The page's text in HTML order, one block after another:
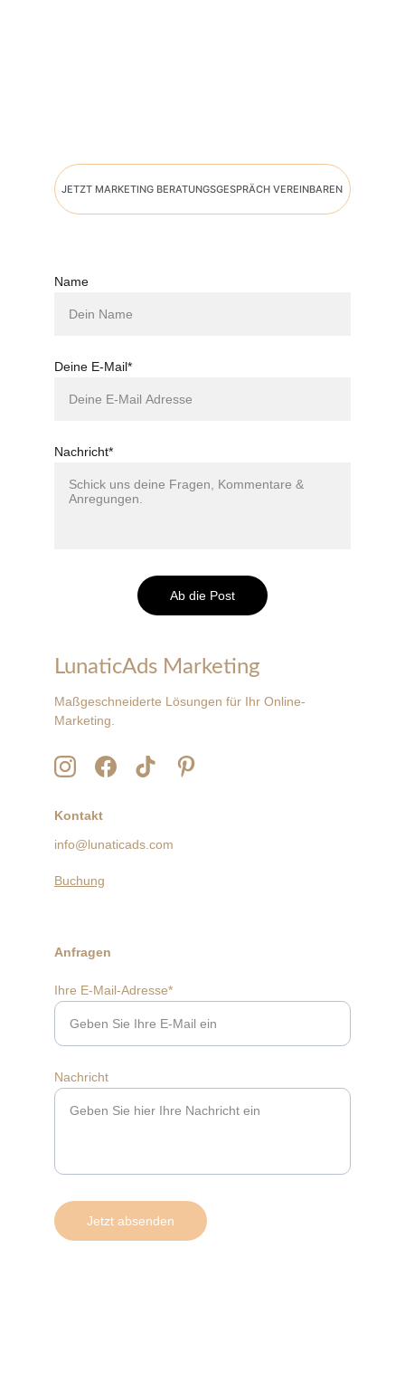
JETZT MARKETING BERATUNGSGESPRÄCH VEREINBAREN
Name
Deine E-Mail*
Nachricht*
Ab die Post
LunaticAds Marketing
Maßgeschneiderte Lösungen für Ihr Online-
Marketing.
Kontakt
Anfragen
info@lunaticads.com
Ihre E-Mail-Adresse*
Nachricht
Jetzt absenden
Buchung